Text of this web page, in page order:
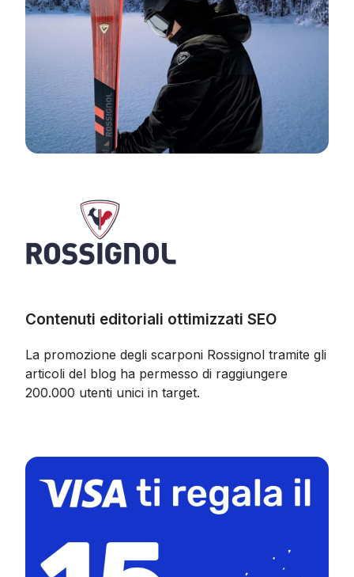
Contenuti editoriali ottimizzati SEO
La promozione degli scarponi Rossignol tramite gli
articoli del blog ha permesso di raggiungere
200.000 utenti unici in target.